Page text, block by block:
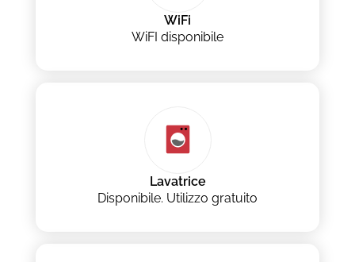
WiFi
WiFI disponibile
Lavatrice
Disponibile. Utilizzo gratuito